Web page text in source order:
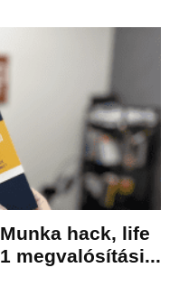
hack, life
megvalósítási...